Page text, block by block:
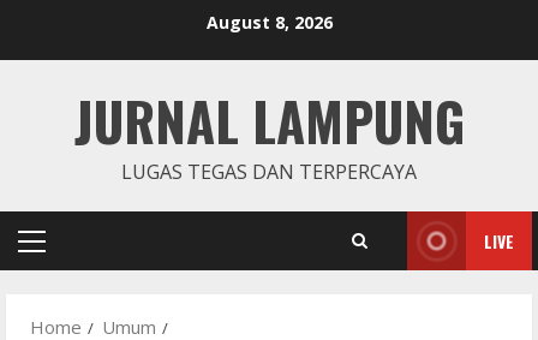
August 8, 2026
JURNAL LAMPUNG
LUGAS TEGAS DAN TERPERCAYA
Primary
LIVE
Home
Umum